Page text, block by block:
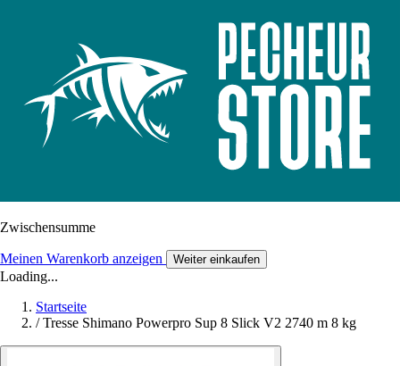
Zwischensumme
Meinen Warenkorb anzeigen Weiter einkaufen
Loading...
Startseite
/ Tresse Shimano Powerpro Sup 8 Slick V2 2740 m 8 kg